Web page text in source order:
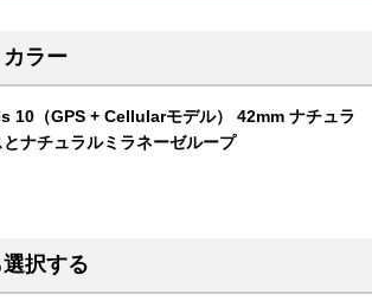
ラー
10（GPS + Cellularモデル） 42mm ナチュラ
ナチュラルミラネーゼループ
択する